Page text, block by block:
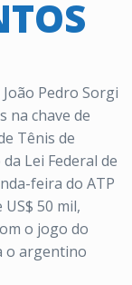
Pedro Sorgi
na chave de
Tênis de
Lei Federal de
feira do ATP
50 mil,
o jogo do
o argentino